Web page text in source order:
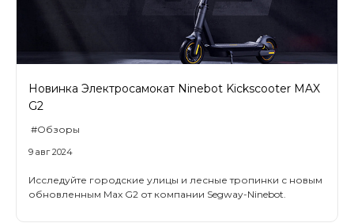
Новинка Электросамокат Ninebot Kickscooter MAX
G2
#Обзоры
9 авг 2024
Исследуйте городские улицы и лесные тропинки с новым
обновленным Max G2 от компании Segway-Ninebot.